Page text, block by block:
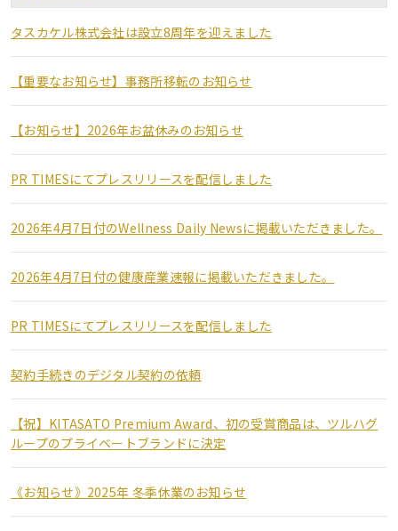
タスカケル株式会社は設立8周年を迎えました
【重要なお知らせ】事務所移転のお知らせ
【お知らせ】2026年お盆休みのお知らせ
PR TIMESにてプレスリリースを配信しました
2026年4月7日付のWellness Daily Newsに掲載いただきました。
2026年4月7日付の健康産業速報に掲載いただきました。
PR TIMESにてプレスリリースを配信しました
契約手続きのデジタル契約の依頼
【祝】KITASATO Premium Award、初の受賞商品は、ツルハグ
ループのプライベートブランドに決定
《お知らせ》2025年 冬季休業のお知らせ